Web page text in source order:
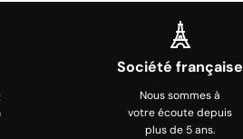
Société française
Nous sommes à
votre écoute depuis
plus de 5 ans.